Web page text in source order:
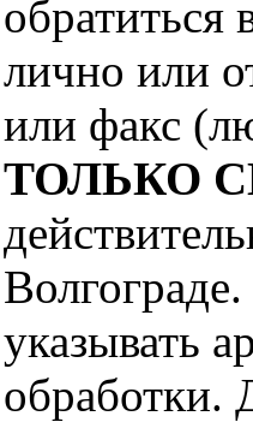
лично или
или факс
ТОЛЬКО
указывать
обработки.